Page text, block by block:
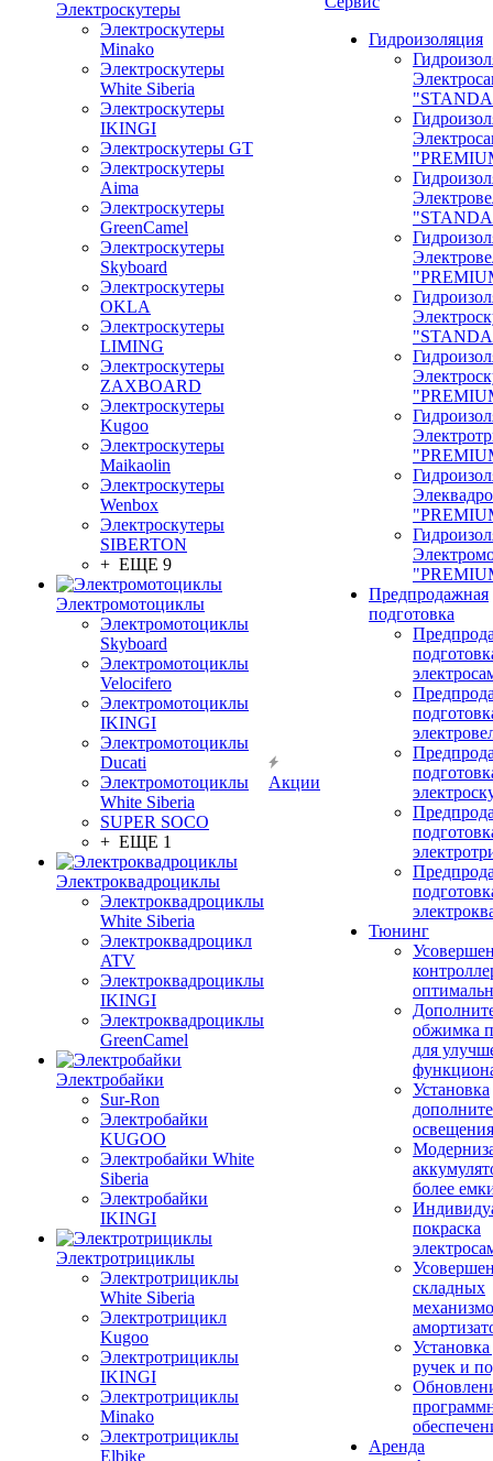
Электроскутеры
Электроскутеры
Minako
Электроскутеры
White Siberia
Электроскутеры
IKINGI
Электроскутеры GT
Электроскутеры
Aima
Электроскутеры
GreenCamel
Электроскутеры
Skyboard
Электроскутеры
OKLA
Электроскутеры
LIMING
Электроскутеры
ZAXBOARD
Электроскутеры
Kugoo
Электроскутеры
Maikaolin
Электроскутеры
Wenbox
Электроскутеры
SIBERTON
+ ЕЩЕ 9
Электромотоциклы
Электромотоциклы
Skyboard
Электромотоциклы
Velocifero
Электромотоциклы
IKINGI
Электромотоциклы
Ducati
Электромотоциклы
White Siberia
SUPER SOCO
+ ЕЩЕ 1
Электроквадроциклы
Электроквадроциклы
White Siberia
Электроквадроцикл
ATV
Электроквадроциклы
IKINGI
Электроквадроциклы
GreenCamel
Электробайки
Sur-Ron
Электробайки
KUGOO
Электробайки White
Siberia
Электробайки
IKINGI
Электротрициклы
Электротрициклы
White Siberia
Электротрицикл
Kugoo
Электротрициклы
IKINGI
Электротрициклы
Minako
Электротрициклы
Elbike
Акции
Гидроизоляция
Предпродажная
подготовка
Тюнинг
обжимка
для
Установка
освещения
более
покраска
складных
ручек и
Аренда